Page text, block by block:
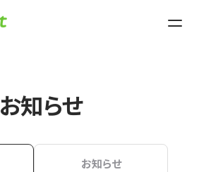
お知らせ
お知らせ